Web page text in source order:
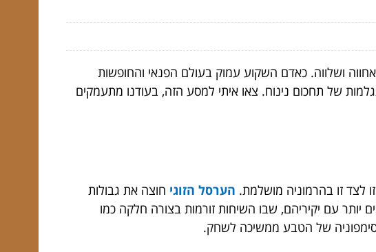
ושלווה. כאדם השקוע עמוק בעולם הפנאי והחופשות
של תחכום נינוח. צאו איתי למסע הזה, בעודנו מתעמקים
לצד זו בהרמוניה מושלמת. הערסל הזוגי חוצה את גבולות
יותר עם יקיריהם, שבו השיחות זורמות בצורה חלקה כמו
של הטבע ממשיכה לשחק.